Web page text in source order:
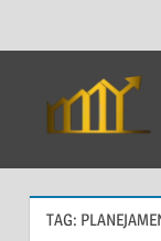
Dicas
Para
TAG: